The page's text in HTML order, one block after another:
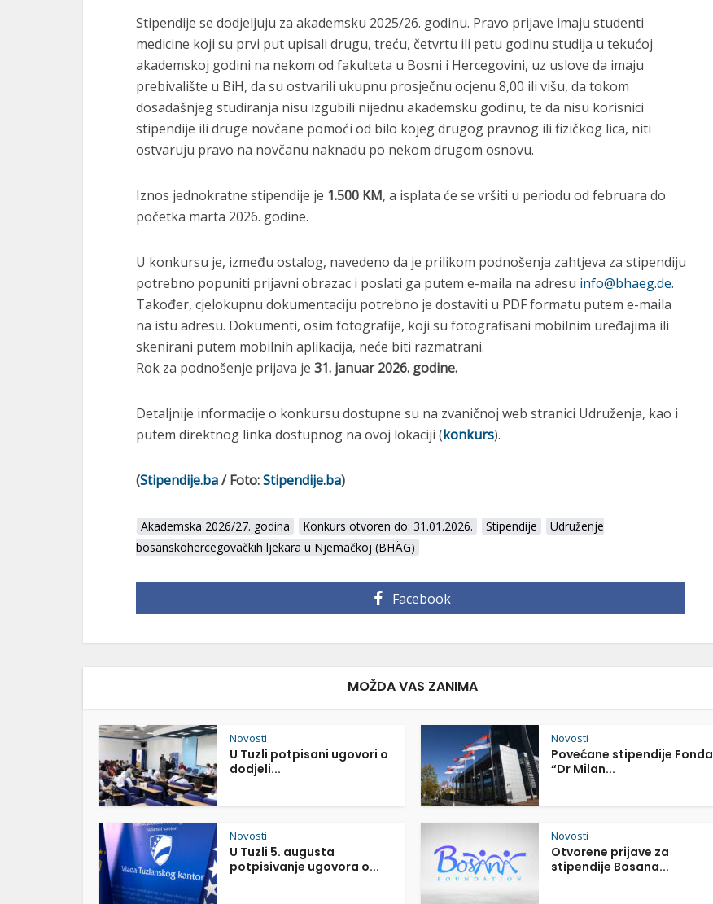
Stipendije se dodjeljuju za akademsku 2025/26. godinu. Pravo prijave imaju studenti
medicine koji su prvi put upisali drugu, treću, četvrtu ili petu godinu studija u tekućoj
akademskoj godini na nekom od fakulteta u Bosni i Hercegovini, uz uslove da imaju
prebivalište u BiH, da su ostvarili ukupnu prosječnu ocjenu 8,00 ili višu, da tokom
dosadašnjeg studiranja nisu izgubili nijednu akademsku godinu, te da nisu korisnici
stipendije ili druge novčane pomoći od bilo kojeg drugog pravnog ili fizičkog lica, niti
ostvaruju pravo na novčanu naknadu po nekom drugom osnovu.
Iznos jednokratne stipendije je 1.500 KM, a isplata će se vršiti u periodu od februara do
početka marta 2026. godine.
U konkursu je, između ostalog, navedeno da je prilikom podnošenja zahtjeva za stipendiju
potrebno popuniti prijavni obrazac i poslati ga putem e-maila na adresu info@bhaeg.de.
Također, cjelokupnu dokumentaciju potrebno je dostaviti u PDF formatu putem e-maila
na istu adresu. Dokumenti, osim fotografije, koji su fotografisani mobilnim uređajima ili
skenirani putem mobilnih aplikacija, neće biti razmatrani.
Rok za podnošenje prijava je 31. januar 2026. godine.
Detaljnije informacije o konkursu dostupne su na zvaničnoj web stranici Udruženja, kao i
putem direktnog linka dostupnog na ovoj lokaciji (konkurs).
(Stipendije.ba/ Foto:Stipendije.ba)
Akademska 2026/27. godina Konkurs otvoren do: 31.01.2026. Stipendije
Udruženje
bosanskohercegovačkih ljekara u Njemačkoj (BHÄG)
Facebook
MOŽDA VAS ZANIMA
Novosti
U Tuzli potpisani ugovori o
dodjeli...
Novosti
Povećane stipendije Fonda
“Dr Milan...
Novosti
U Tuzli 5. augusta
potpisivanje ugovora o...
Novosti
Otvorene prijave za
stipendije Bosana...